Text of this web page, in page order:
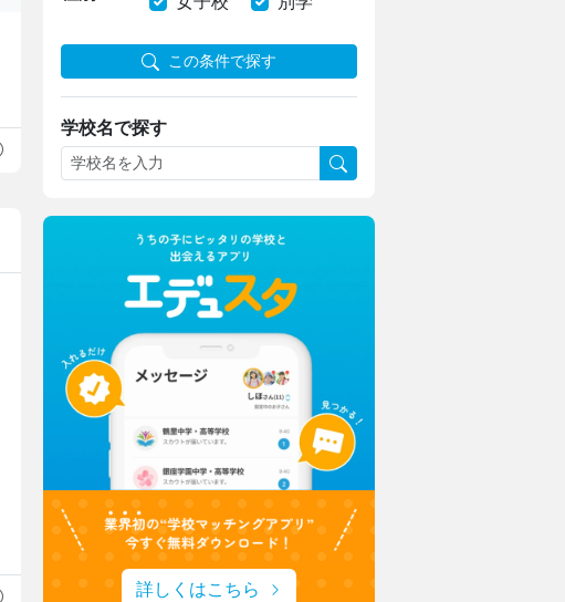
この条件で探す
学校名で探す
詳しくはこちら